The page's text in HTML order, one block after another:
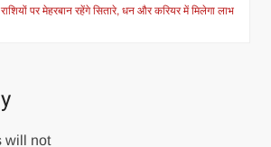
पर मेहरबान रहेंगे सितारे, धन और करियर में मिलेगा लाभ
will not